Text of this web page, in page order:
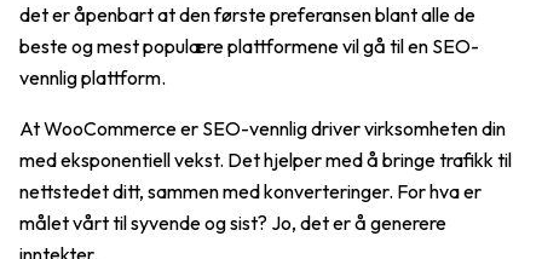
det er åpenbart at den første preferansen blant alle de
beste og mest populære plattformene vil gå til en SEO-
vennlig plattform.
At WooCommerce er SEO-vennlig driver virksomheten din
med eksponentiell vekst. Det hjelper med å bringe trafikk til
nettstedet ditt, sammen med konverteringer. For hva er
målet vårt til syvende og sist? Jo, det er å generere
inntekter.